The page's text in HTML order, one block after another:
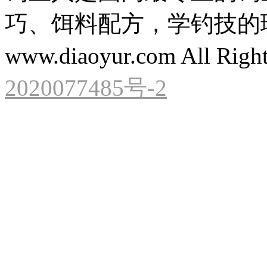
巧、饵料配方，学钓技
www.diaoyur.com All
2020077485号-2